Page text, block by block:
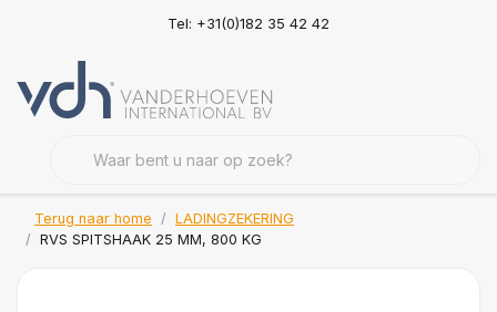
Tel: +31(0)182 35 42 42
Terug naar home
LADINGZEKERING
RVS SPITSHAAK 25 MM, 800 KG